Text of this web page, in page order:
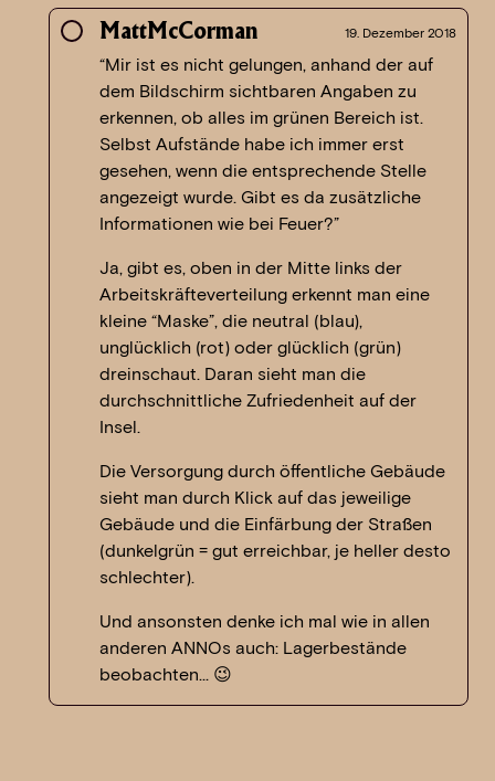
MattMcCorman 19. Dezember 2018
“Mir ist es nicht gelungen, anhand der auf
dem Bildschirm sichtbaren Angaben zu
erkennen, ob alles im grünen Bereich ist.
Selbst Aufstände habe ich immer erst
gesehen, wenn die entsprechende Stelle
angezeigt wurde. Gibt es da zusätzliche
Informationen wie bei Feuer?”
Ja, gibt es, oben in der Mitte links der
Arbeitskräfteverteilung erkennt man eine
kleine “Maske”, die neutral (blau),
unglücklich (rot) oder glücklich (grün)
dreinschaut. Daran sieht man die
durchschnittliche Zufriedenheit auf der
Insel.
Die Versorgung durch öffentliche Gebäude
sieht man durch Klick auf das jeweilige
Gebäude und die Einfärbung der Straßen
(dunkelgrün = gut erreichbar, je heller desto
schlechter).
Und ansonsten denke ich mal wie in allen
anderen ANNOs auch: Lagerbestände
beobachten… 😉